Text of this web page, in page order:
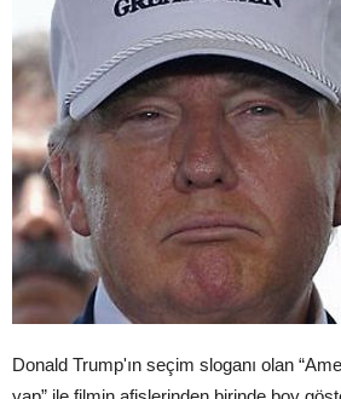
Donald Trump'ın seçim sloganı olan